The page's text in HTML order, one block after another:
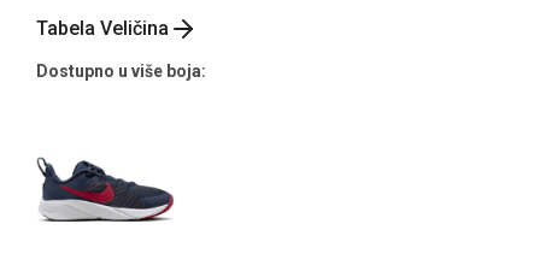
cena
je
5,990.00 RSD.
Tabela Veličina
Dostupno u više boja: